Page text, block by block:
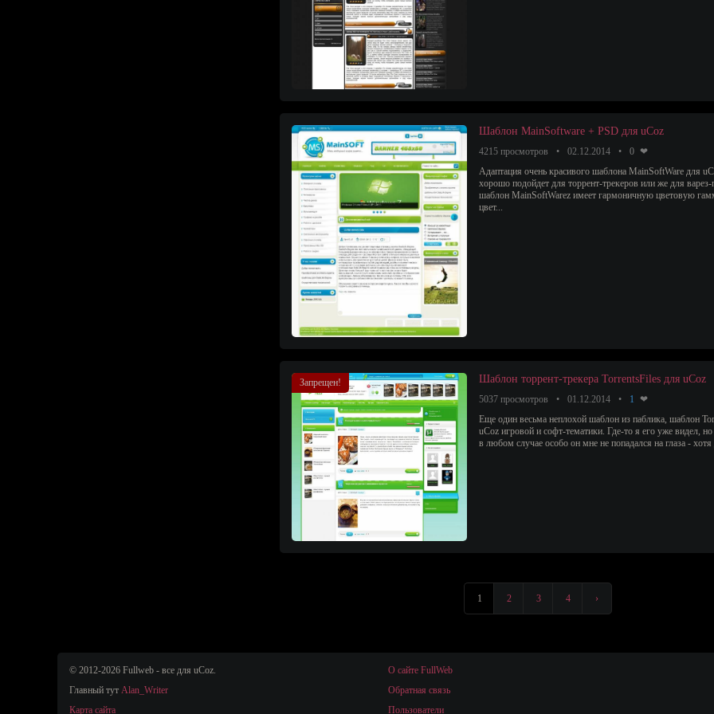
Шаблон MainSoftware + PSD для uCoz
4215 просмотров 02.12.2014
0
Адаптация очень красивого шаблона MainSoftWare для
хорошо подойдет для торрент-трекеров или же для варез-
шаблон MainSoftWarez имеет гармоничную цветовую
цвет...
Запрещен! Шаблон торрент-трекера TorrentsFiles для uCoz
5037 просмотров 01.12.2014
1
Еще один весьма неплохой шаблон из паблика, шаблон
uCoz игровой и софт-тематики. Где-то я его уже видел,
в любом случае особо он мне не попадался на глаза - хотя
1 2 3 4 ›
© 2012-2026 Fullweb - все для uCoz.
Главный тут Alan_Writer
Карта сайта
О сайте FullWeb
Обратная связь
Пользователи